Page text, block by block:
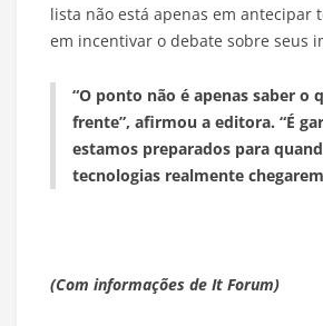
lista não está apenas em antecipar
em incentivar o debate sobre seus
“O ponto não é apenas saber o
frente”, afirmou a editora. “É
estamos preparados para
tecnologias realmente
(Com informações de It Forum)